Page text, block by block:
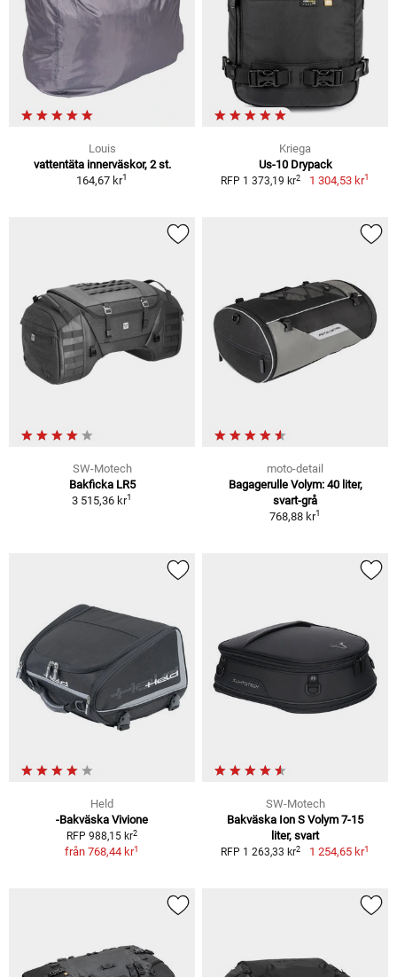
Louis
vattentäta innerväskor, 2 st.
164,67 kr1
Kriega
Us-10 Drypack
RFP 1 373,19 kr2 1 304,53 kr1
SW-Motech
Bakficka LR5
3 515,36 kr1
moto-detail
Bagagerulle Volym: 40 liter,
svart-grå
768,88 kr1
Held
-Bakväska Vivione
RFP 988,15 kr2
från 768,44 kr1
SW-Motech
Bakväska Ion S Volym 7-15
liter, svart
RFP 1 263,33 kr2 1 254,65 kr1